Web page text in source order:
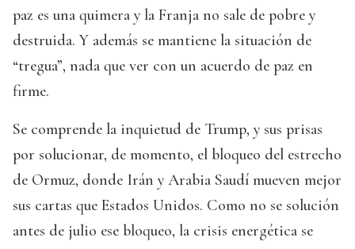
paz es una quimera y la Franja no sale de pobre y
destruida. Y además se mantiene la situación de
“tregua”, nada que ver con un acuerdo de paz en
firme.
Se comprende la inquietud de Trump, y sus prisas
por solucionar, de momento, el bloqueo del estrecho
de Ormuz, donde Irán y Arabia Saudí mueven mejor
sus cartas que Estados Unidos. Como no se solución
antes de julio ese bloqueo, la crisis energética se